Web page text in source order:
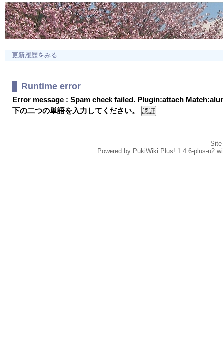
更新履歴をみる
Runtime error
Error message : Spam check failed. Plugin:attach
下の二つの単語を入力してください。
Powered by PukiWiki Plus! 1.4.6-plus-u2